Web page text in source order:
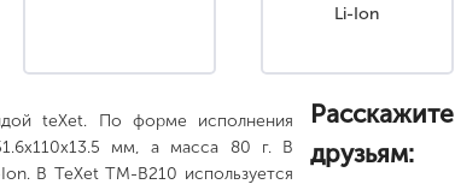
Li-Ion
teXet. По форме исполнения
мм, а масса 80 г. В
В TeXet TM-B210 используется
Расскажите
друзьям: